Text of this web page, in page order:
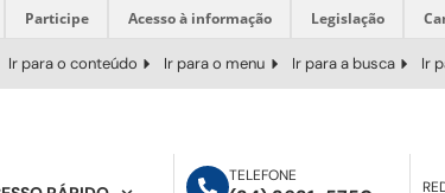
Participe Acesso à informação Legislação
Ir para o conteúdo Ir para o menu Ir para a busca Ir
TELEFONE